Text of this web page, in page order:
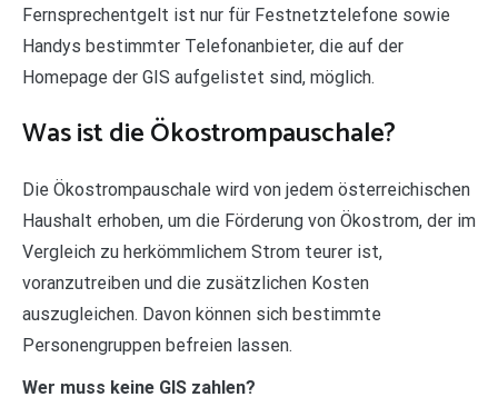
Fernsprechentgelt ist nur für Festnetztelefone sowie
Handys bestimmter Telefonanbieter, die auf der
Homepage der GIS aufgelistet sind, möglich.
Was ist die Ökostrompauschale?
Die Ökostrompauschale wird von jedem österreichischen
Haushalt erhoben, um die Förderung von Ökostrom, der im
Vergleich zu herkömmlichem Strom teurer ist,
voranzutreiben und die zusätzlichen Kosten
auszugleichen. Davon können sich bestimmte
Personengruppen befreien lassen.
Wer muss keine GIS zahlen?